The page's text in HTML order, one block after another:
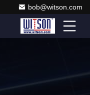
bob@witson.com